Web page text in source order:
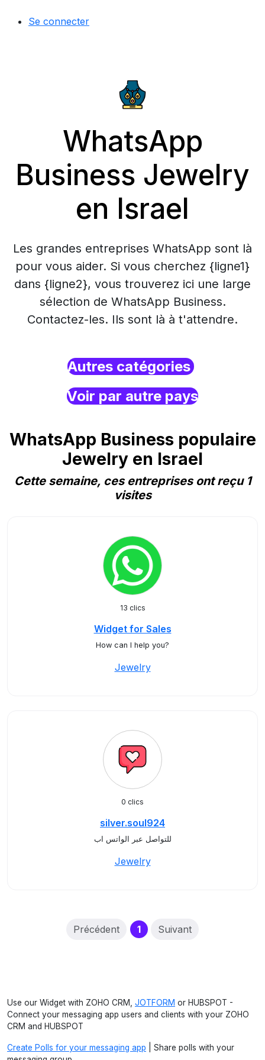
Se connecter
WhatsApp
Business Jewelry
en Israel
Les grandes entreprises WhatsApp sont là
pour vous aider. Si vous cherchez {ligne1}
dans {ligne2}, vous trouverez ici une large
sélection de WhatsApp Business.
Contactez-les. Ils sont là à t'attendre.
Autres catégories
Voir par autre pays
WhatsApp Business populaire
Jewelry en Israel
Cette semaine, ces entreprises ont reçu 1
visites
13 clics
Widget for Sales
How can I help you?
Jewelry
0 clics
silver.soul924
للتواصل عبر الواتس اب
Jewelry
Précédent 1(current)
Suivant
Use our Widget with ZOHO CRM, JOTFORM or HUBSPOT -
Connect your messaging app users and clients with your ZOHO
CRM and HUBSPOT
Create Polls for your messaging app | Share polls with your